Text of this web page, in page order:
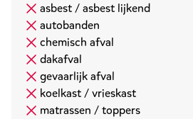
asbest / asbest lijkend
autobanden
chemisch afval
dakafval
gevaarlijk afval
koelkast / vrieskast
matrassen / toppers